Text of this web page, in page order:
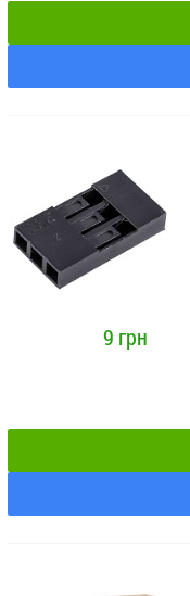
9 грн